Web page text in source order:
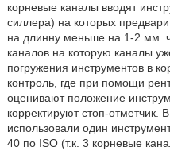
корневые каналы вводят
силлера) на которых
на длинну меньше на 1-2 мм.
каналов на которую каналы
погружения инструментов в
контроль, где при помощи
оценивают положение
корректируют стоп-отметчик.
использовали один
40 по ISO (т.к. 3 корневые